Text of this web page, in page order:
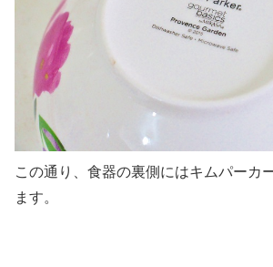
この通り、食器の裏側にはキムパーカ
ます。